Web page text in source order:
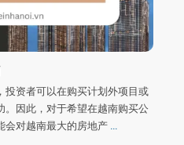
资者可以在购买计划外项目或
因此，对于希望在越南购买公
会对越南最大的房地产 ...